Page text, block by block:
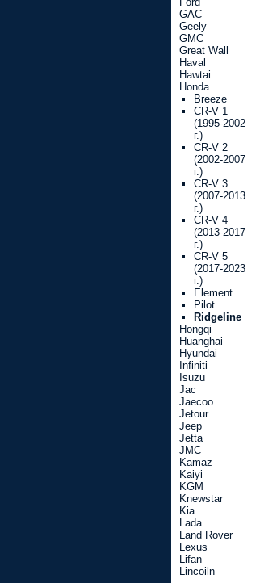
GAC
Geely
GMC
Great Wall
Haval
Hawtai
Honda
Breeze
CR-V 1
(1995-2002
г.)
CR-V 2
(2002-2007
г.)
CR-V 3
(2007-2013
г.)
CR-V 4
(2013-2017
г.)
CR-V 5
(2017-2023
г.)
Element
Pilot
Ridgeline
Hongqi
Huanghai
Hyundai
Infiniti
Isuzu
Jac
Jaecoo
Jetour
Jeep
Jetta
JMC
Kamaz
Kaiyi
KGM
Knewstar
Kia
Lada
Land Rover
Lexus
Lifan
Lincoiln